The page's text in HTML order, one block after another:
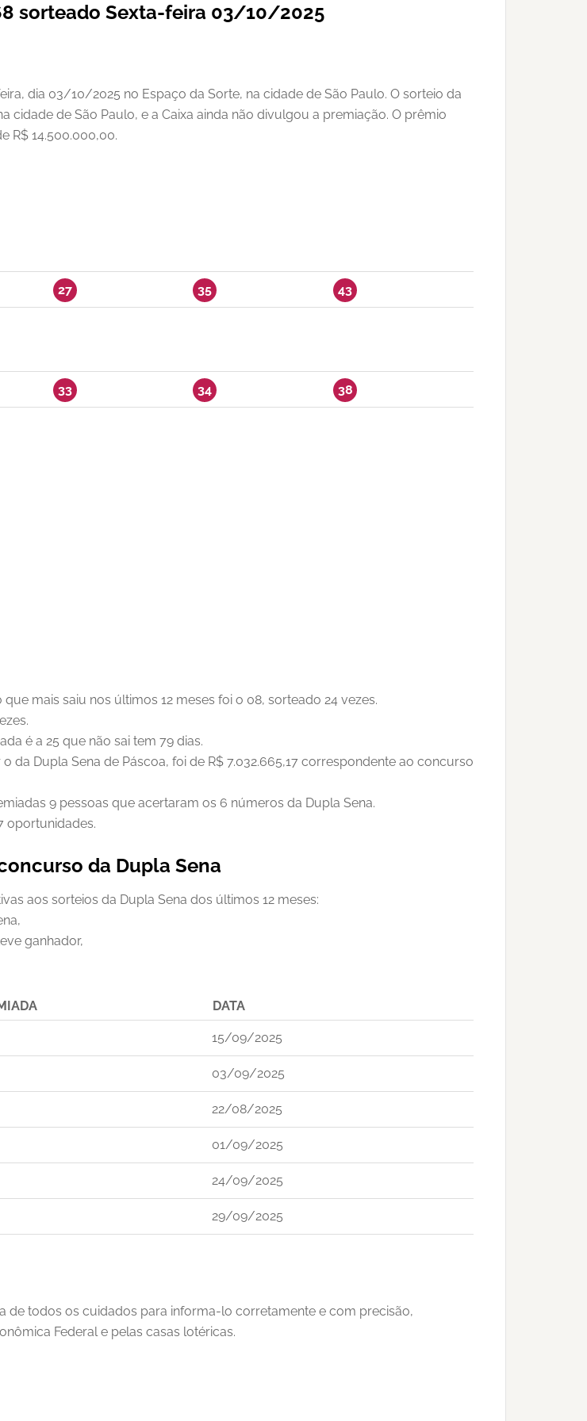
sorteado Sexta-feira 03/10/2025
dia 03/10/2025 no Espaço da Sorte, na cidade de São Paulo. O sorteio da
cidade de São Paulo, e a Caixa ainda não divulgou a premiação. O prêmio
R$ 14.500.000,00.
27 35 43
33 34 38
mais saiu nos últimos 12 meses foi o 08, sorteado 24 vezes.
é a 25 que não sai tem 79 dias.
Dupla Sena de Páscoa, foi de R$ 7.032.665,17 correspondente ao concurso
9 pessoas que acertaram os 6 números da Dupla Sena.
oportunidades.
da Dupla Sena
aos sorteios da Dupla Sena dos últimos 12 meses:
ganhador,
DATA
15/09/2025
03/09/2025
22/08/2025
01/09/2025
24/09/2025
29/09/2025
todos os cuidados para informa-lo corretamente e com precisão,
Federal e pelas casas lotéricas.